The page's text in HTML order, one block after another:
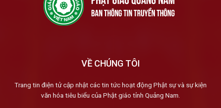
VỀ CHÚNG TÔI
Trang tin điện tử cập nhật các tin tức hoạt động Phật sự và sự kiện
văn hóa tiêu biểu của Phật giáo tỉnh Quảng Nam.